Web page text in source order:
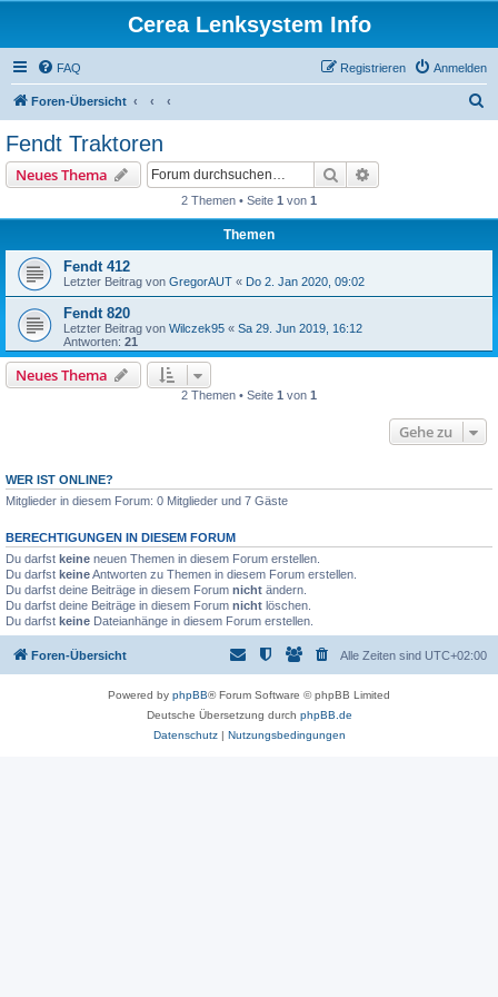
Cerea Lenksystem Info
FAQ Anmelden
Registrieren
Foren-Übersicht
Fendt Traktoren
Neues Thema Suche
2 Themen • Seite 1 von 1
Themen
Fendt 412
Letzter Beitrag von GregorAUT « Do 2. Jan 2020, 09:02
Fendt 820
Letzter Beitrag von Wilczek95 « Sa 29. Jun 2019, 16:12
Antworten: 21
Neues Thema
2 Themen • Seite 1 von 1
Gehe zu
WER IST ONLINE?
Mitglieder in diesem Forum: 0 Mitglieder und 7 Gäste
BERECHTIGUNGEN IN DIESEM FORUM
Du darfst keine neuen Themen in diesem Forum erstellen.
Du darfst keineAntworten zu Themen in diesem Forum erstellen.
Du darfst deine Beiträge in diesem Forum nicht ändern.
Du darfst deine Beiträge in diesem Forum nicht löschen.
Du darfst keine Dateianhänge in diesem Forum erstellen.
Foren-Übersicht Alle Zeiten sind UTC+02:00
Powered by phpBB® Forum Software © phpBB Limited
Deutsche Übersetzung durch phpBB.de
Datenschutz| Nutzungsbedingungen